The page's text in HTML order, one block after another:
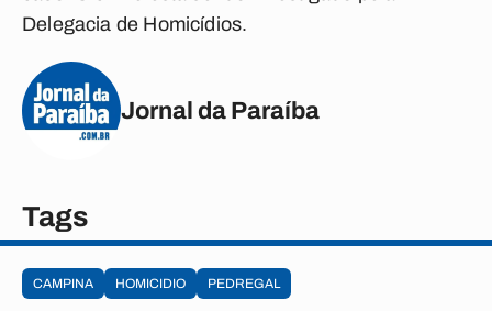
Delegacia de Homicídios.
Jornal da Paraíba
Tags
CAMPINA HOMICIDIO PEDREGAL